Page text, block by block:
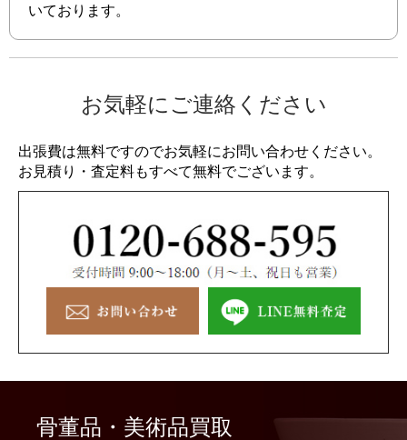
いております。
お気軽にご連絡ください
出張費は無料ですのでお気軽にお問い合わせください。
お見積り・査定料もすべて無料でございます。
骨董品・美術品買取